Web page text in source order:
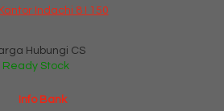
Indachi 8 I 150
Hubungi CS
Ready Stock
Info Bank